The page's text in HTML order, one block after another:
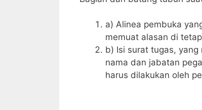
a) Alinea pembuka
memuat alasan di
b) Isi surat tugas,
nama dan jabatan
harus dilakukan oleh